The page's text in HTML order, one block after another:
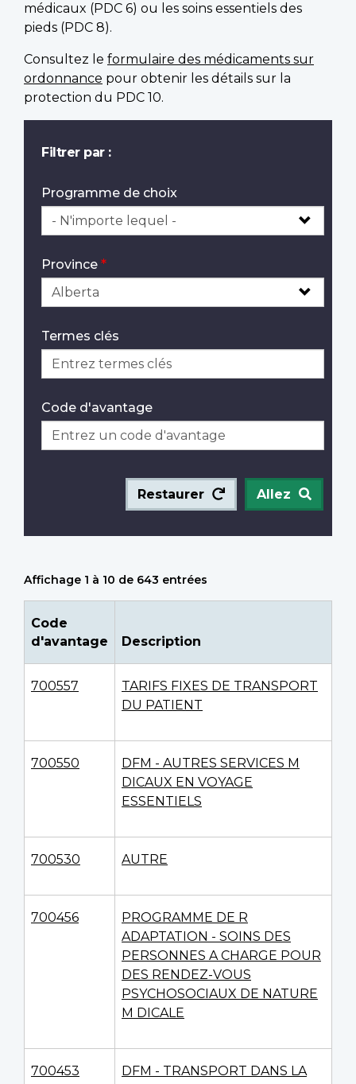
médicaux (PDC 6) ou les soins essentiels des
pieds (PDC 8).
Consultez le formulaire des médicaments sur
ordonnance pour obtenir les détails sur la
protection du PDC 10.
Filtrer par :
Programme de choix
Province
Termes clés
Code d'avantage
Restaurer Allez
Affichage 1 à 10 de 643 entrées
Code
d'avantage
Description
700557
TARIFS FIXES DE TRANSPORT
DU PATIENT
700550
DFM - AUTRES SERVICES M
DICAUX EN VOYAGE
ESSENTIELS
700530 AUTRE
700456
PROGRAMME DE R
ADAPTATION - SOINS DES
PERSONNES A CHARGE POUR
DES RENDEZ-VOUS
PSYCHOSOCIAUX DE NATURE
M DICALE
700453
DFM - TRANSPORT DANS LA